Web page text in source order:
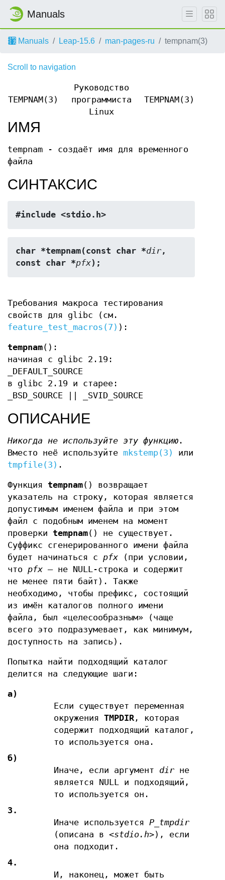
Manuals
Manuals Leap-15.6 man-pages-ru tempnam(3)
Scroll to navigation
TEMPNAM(3)
Руководство
программиста
Linux
TEMPNAM(3)
ИМЯ
tempnam - создаёт имя для временного
файла
СИНТАКСИС
#include <stdio.h>
char *tempnam(const char *dir,
const char *pfx);
Требования макроса тестирования
свойств для glibc (см.
feature_test_macros(7) ):
tempnam():
начиная с glibc 2.19:
_DEFAULT_SOURCE
в glibc 2.19 и старее:
_BSD_SOURCE || _SVID_SOURCE
ОПИСАНИЕ
Никогда не используйте эту функцию .
Вместо неё используйте mkstemp(3)
или
tmpfile(3) .
Функция tempnam() возвращает
указатель на строку, которая является
допустимым именем файла и при этом
файл с подобным именем на момент
проверки tempnam() не существует.
Суффикс сгенерированного имени файла
будет начинаться с pfx (при условии,
что pfx — не NULL-строка и содержит
не менее пяти байт). Также
необходимо, чтобы префикс, состоящий
из имён каталогов полного имени
файла, был «целесообразным» (чаще
всего это подразумевает, как минимум,
доступность на запись).
Попытка найти подходящий каталог
делится на следующие шаги:
а)
Если существует переменная
окружения TMPDIR, которая
содержит подходящий каталог,
то используется она.
б)
Иначе, если аргумент dirне
является NULL и подходящий,
то используется он.
3.
Иначе используется P_tmpdir
(описана в <stdio.h>), если
она подходит.
4.
И, наконец, может быть